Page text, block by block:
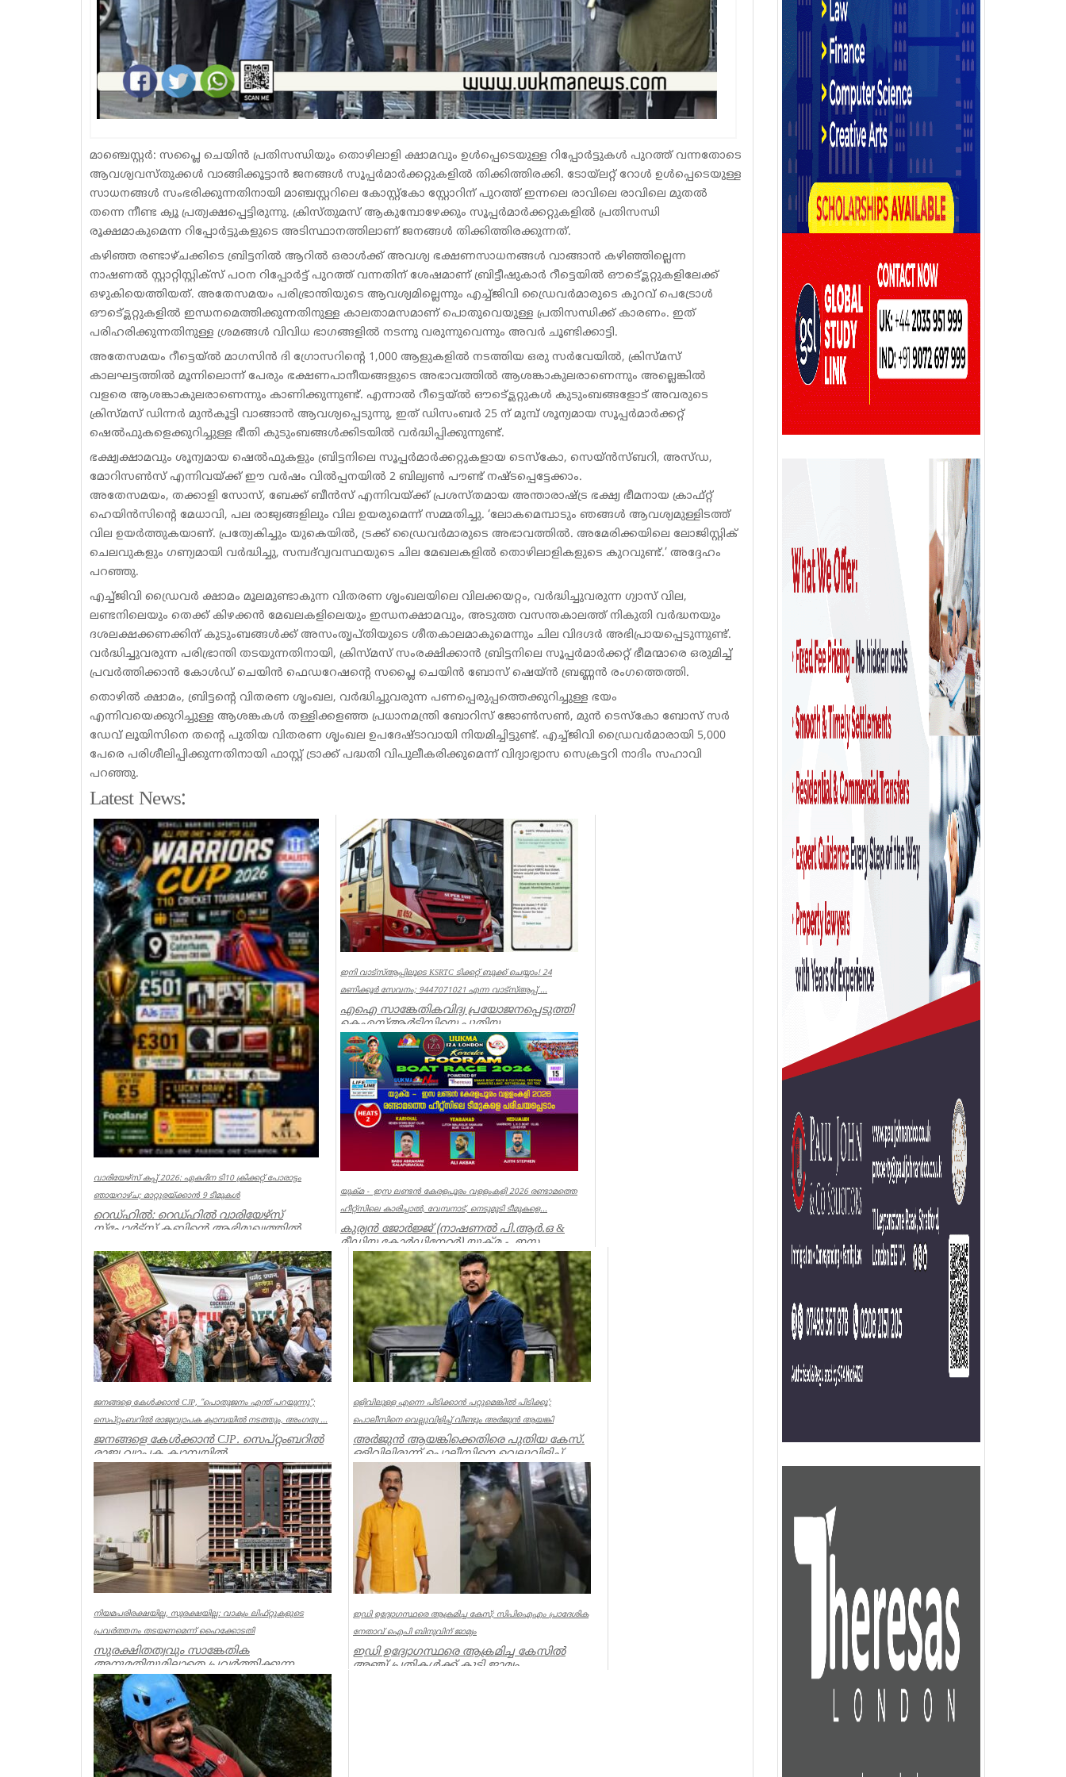
മാഞ്ചെസ്റ്റർ: സപ്ലൈ ചെയിൻ പ്രതിസന്ധിയും തൊഴിലാളി ക്ഷാമവും ഉൾപ്പെടെയുള്ള റിപ്പോർട്ടുകൾ പുറത്ത് വന്നതോടെ
ആവശ്യവസ്തുക്കൾ വാങ്ങിക്കൂട്ടാൻ ജനങ്ങൾ സൂപ്പർമാർക്കറ്റുകളിൽ തിക്കിത്തിരക്കി. ടോയ്‌ലറ്റ് റോൾ ഉൾപ്പെടെയുള്ള
സാധനങ്ങൾ സംഭരിക്കുന്നതിനായി മാഞ്ചസ്റ്ററിലെ കോസ്റ്റ്കോ സ്റ്റോറിന് പുറത്ത് ഇന്നലെ രാവിലെ രാവിലെ മുതൽ
തന്നെ നീണ്ട ക്യൂ പ്രത്യക്ഷപ്പെട്ടിരുന്നു. ക്രിസ്തുമസ് ആകുമ്പോഴേക്കും സൂപ്പർമാർക്കറ്റുകളിൽ പ്രതിസന്ധി
രൂക്ഷമാകുമെന്ന റിപ്പോർട്ടുകളുടെ അടിസ്ഥാനത്തിലാണ് ജനങ്ങൾ തിക്കിത്തിരക്കുന്നത്.
കഴിഞ്ഞ രണ്ടാഴ്ചക്കിടെ ബ്രിട്ടനിൽ ആറിൽ ഒരാൾക്ക് അവശ്യ ഭക്ഷണസാധനങ്ങൾ വാങ്ങാൻ കഴിഞ്ഞില്ലെന്ന
നാഷണൽ സ്റ്റാറ്റിസ്റ്റിക്സ് പഠന റിപ്പോർട്ട് പുറത്ത് വന്നതിന് ശേഷമാണ് ബ്രിട്ടീഷുകാർ റീട്ടെയിൽ ഔട്ട്ലെറ്റുകളിലേക്ക്
ഒഴുകിയെത്തിയത്. അതേസമയം പരിഭ്രാന്തിയുടെ ആവശ്യമില്ലെന്നും എച്ച്‌ജിവി ഡ്രൈവർമാരുടെ കുറവ് പെട്രോൾ
ഔട്ട്ലെറ്റുകളിൽ ഇന്ധനമെത്തിക്കുന്നതിനുള്ള കാലതാമസമാണ് പൊതുവെയുള്ള പ്രതിസന്ധിക്ക് കാരണം. ഇത്
പരിഹരിക്കുന്നതിനുള്ള ശ്രമങ്ങൾ വിവിധ ഭാഗങ്ങളിൽ നടന്നു വരുന്നുവെന്നും അവർ ചൂണ്ടിക്കാട്ടി.
അതേസമയം റീട്ടെയ്ൽ മാഗസിൻ ദി ഗ്രോസറിന്റെ 1,000 ആളുകളിൽ നടത്തിയ ഒരു സർവേയിൽ, ക്രിസ്മസ്
കാലഘട്ടത്തിൽ മൂന്നിലൊന്ന് പേരും ഭക്ഷണപാനീയങ്ങളുടെ അഭാവത്തിൽ ആശങ്കാകുലരാണെന്നും അല്ലെങ്കിൽ
വളരെ ആശങ്കാകുലരാണെന്നും കാണിക്കുന്നുണ്ട്. എന്നാൽ റീട്ടെയ്ൽ ഔട്ട്ലെറ്റുകൾ കുടുംബങ്ങളോട് അവരുടെ
ക്രിസ്മസ് ഡിന്നർ മുൻകൂട്ടി വാങ്ങാൻ ആവശ്യപ്പെടുന്നു, ഇത് ഡിസംബർ 25 ന് മുമ്പ് ശൂന്യമായ സൂപ്പർമാർക്കറ്റ്
ഷെൽഫുകളെക്കുറിച്ചുള്ള ഭീതി കുടുംബങ്ങൾക്കിടയിൽ വർദ്ധിപ്പിക്കുന്നുണ്ട്.
ഭക്ഷ്യക്ഷാമവും ശൂന്യമായ ഷെൽഫുകളും ബ്രിട്ടനിലെ സൂപ്പർമാർക്കറ്റുകളായ ടെസ്‌കോ, സെയ്ൻസ്ബറി, അസ്ഡ,
മോറിസൺസ് എന്നിവയ്ക്ക് ഈ വർഷം വിൽപ്പനയിൽ 2 ബില്യൺ പൗണ്ട് നഷ്ടപ്പെട്ടേക്കാം.
അതേസമയം, തക്കാളി സോസ്, ബേക്ക് ബീൻസ് എന്നിവയ്ക്ക് പ്രശസ്തമായ അന്താരാഷ്ട്ര ഭക്ഷ്യ ഭീമനായ ക്രാഫ്റ്റ്
ഹെയിൻസിന്റെ മേധാവി, പല രാജ്യങ്ങളിലും വില ഉയരുമെന്ന് സമ്മതിച്ചു. ‘ലോകമെമ്പാടും ഞങ്ങൾ ആവശ്യമുള്ളിടത്ത്
വില ഉയർത്തുകയാണ്. പ്രത്യേകിച്ചും യുകെയിൽ, ട്രക്ക് ഡ്രൈവർമാരുടെ അഭാവത്തിൽ. അമേരിക്കയിലെ ലോജിസ്റ്റിക്
ചെലവുകളും ഗണ്യമായി വർദ്ധിച്ചു, സമ്പദ്‌വ്യവസ്ഥയുടെ ചില മേഖലകളിൽ തൊഴിലാളികളുടെ കുറവുണ്ട്.’ അദ്ദേഹം
പറഞ്ഞു.
എച്ച്‌ജിവി ഡ്രൈവർ ക്ഷാമം മൂലമുണ്ടാകുന്ന വിതരണ ശൃംഖലയിലെ വിലക്കയറ്റം, വർദ്ധിച്ചുവരുന്ന ഗ്യാസ് വില,
ലണ്ടനിലെയും തെക്ക് കിഴക്കൻ മേഖലകളിലെയും ഇന്ധനക്ഷാമവും, അടുത്ത വസന്തകാലത്ത് നികുതി വർദ്ധനയും
ദശലക്ഷക്കണക്കിന് കുടുംബങ്ങൾക്ക് അസംതൃപ്തിയുടെ ശീതകാലമാകുമെന്നും ചില വിദഗ്ദർ അഭിപ്രായപ്പെടുന്നുണ്ട്.
വർദ്ധിച്ചുവരുന്ന പരിഭ്രാന്തി തടയുന്നതിനായി, ക്രിസ്മസ് സംരക്ഷിക്കാൻ ബ്രിട്ടനിലെ സൂപ്പർമാർക്കറ്റ് ഭീമന്മാരെ ഒരുമിച്ച്
പ്രവർത്തിക്കാൻ കോൾഡ് ചെയിൻ ഫെഡറേഷന്റെ സപ്ലൈ ചെയിൻ ബോസ് ഷെയ്ൻ ബ്രണ്ണൻ രംഗത്തെത്തി.
തൊഴിൽ ക്ഷാമം, ബ്രിട്ടന്റെ വിതരണ ശൃംഖല, വർദ്ധിച്ചുവരുന്ന പണപ്പെരുപ്പത്തെക്കുറിച്ചുള്ള ഭയം
എന്നിവയെക്കുറിച്ചുള്ള ആശങ്കകൾ തള്ളിക്കളഞ്ഞ പ്രധാനമന്ത്രി ബോറിസ് ജോൺസൺ, മുൻ ടെസ്കോ ബോസ് സർ
ഡേവ് ലൂയിസിനെ തന്റെ പുതിയ വിതരണ ശൃംഖല ഉപദേഷ്ടാവായി നിയമിച്ചിട്ടുണ്ട്. എച്ച്ജിവി ഡ്രൈവർമാരായി 5,000
പേരെ പരിശീലിപ്പിക്കുന്നതിനായി ഫാസ്റ്റ് ട്രാക്ക് പദ്ധതി വിപുലീകരിക്കുമെന്ന് വിദ്യാഭ്യാസ സെക്രട്ടറി നാദിം സഹാവി
പറഞ്ഞു.
Latest News:
വാരിയേഴ്സ് കപ്പ് 2026: ഏകദിന ടി10 ക്രിക്കറ്റ് പോരാട്ടം
ഞായറാഴ്ച; മാറ്റുരയ്ക്കാൻ 9 ടീമുകൾ
റെഡ്ഹിൽ: റെഡ്ഹിൽ വാരിയേഴ്സ്
സ്പോർട്സ് ക്ലബ്ബിന്റെ ആഭിമുഖ്യത്തിൽ
Associations
ഇനി വാട്‌സ്ആപ്പിലൂടെ KSRTC ടിക്കറ്റ് ബുക്ക് ചെയ്യാം! 24
മണിക്കൂർ സേവനം; 9447071021 എന്ന വാട്സ്ആപ്പ് ...
എഐ സാങ്കേതികവിദ്യ പ്രയോജനപ്പെടുത്തി
കെഎസ്ആർടിസിയെ പുതിയ
യുഗത്തിലേക്ക് നയിക്കുകയാണ് ലക്ഷ്യമെന്ന്
ഗതാ...
Kerala
യുക്മ - ഇസ ലണ്ടൻ കേരളപൂരം വളളംകളി 2026 രണ്ടാമത്തെ
ഹീറ്റ്സിലെ കാരിച്ചാൽ, വേമ്പനാട്, നെടുമുടി ടീമുകളെ...
കുര്യൻ ജോർജ്ജ് (നാഷണൽ പി.ആർ.ഒ &
മീഡിയ കോർഡിനേറ്റർ) യുക്മ - ഇസ
ലണ്ടൻ കേരളപൂരം വ...
Associations
ജനങ്ങളെ കേൾക്കാൻ CJP, ”പൊതുജനം എന്ത് പറയുന്നു”;
സെപ്റ്റംബറിൽ രാജ്യവ്യാപക ക്യാമ്പയിൽ നടത്തും, അംഗത്വ ...
ജനങ്ങളെ കേൾക്കാൻ CJP. സെപ്റ്റംബറിൽ
രാജ്യ വ്യാപക ക്യാമ്പയിൽ
നടത്തും.”പൊതുജനം എന്ത് പറയുന്നു” എന്ന
പേ...
ഒളിവിലുള്ള എന്നെ പിടിക്കാൻ പറ്റുമെങ്കിൽ പിടിക്കൂ’;
പൊലീസിനെ വെല്ലുവിളിച്ച് വീണ്ടും അർജുൻ ആയങ്കി
അർജുൻ ആയങ്കിക്കെതിരെ പുതിയ കേസ്.
ഒളിവിലിരുന്ന് പൊലീസിനെ വെല്ലുവിളിച്ച്
ഭീഷണിപ്പെടുത്തിയതിനാണ് കേസ്....
Kerala
നിയമപരിരക്ഷയില്ല, സുരക്ഷയില്ല: വാക്വം ലിഫ്റ്റുകളുടെ
പ്രവര്‍ത്തനം തടയണമെന്ന് ഹൈക്കോടതി
സുരക്ഷിതത്വവും സാങ്കേതിക
അനുമതിയുമില്ലാതെ പ്രവര്‍ത്തിക്കുന്ന
അനധികൃത വാക്വം ലിഫ്റ്റുകളുടെ പ്രവര്‍ത്...
Kerala
ഇഡി ഉദ്യോഗസ്ഥരെ ആക്രമിച്ച കേസ്; സിപിഐഎം പ്രാദേശിക
നേതാവ് ഐപി ബിനുവിന് ജാമ്യം
ഇഡി ഉദ്യോഗസ്ഥരെ ആക്രമിച്ച കേസില്‍
അഞ്ച് പ്രതികള്‍ക്ക് കൂടി ജാമ്യം.